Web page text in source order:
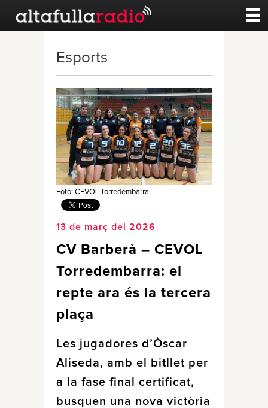
Esports
Noticies
Qui Som
Esports
Foto: CEVOL Torredembarra
13 de març del 2026
CV Barberà – CEVOL
Torredembarra: el
repte ara és la tercera
plaça
Les jugadores d’Òscar
Aliseda, amb el bitllet per
a la fase final certificat,
busquen una nova victòria